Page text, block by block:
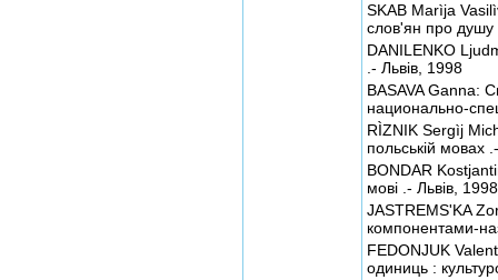
SKAB Marìja
слов'ян про душу
DANILENKO
.- Львів, 1998
BASAVA Ganna:
национально-
RÌZNIK Sergìj
польській мовах
BONDAR
мові .- Львів, 1998
JASTREMS'KA
компонентами-
FEDONJUK
одиниць :